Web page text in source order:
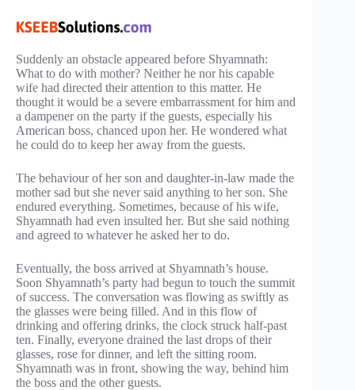
Suddenly an obstacle appeared before Shyamnath:
What to do with mother? Neither he nor his capable
wife had directed their attention to this matter. He
thought it would be a severe embarrassment for him and
a dampener on the party if the guests, especially his
American boss, chanced upon her. He wondered what
he could do to keep her away from the guests.
The behaviour of her son and daughter-in-law made the
mother sad but she never said anything to her son. She
endured everything. Sometimes, because of his wife,
Shyamnath had even insulted her. But she said nothing
and agreed to whatever he asked her to do.
Eventually, the boss arrived at Shyamnath’s house.
Soon Shyamnath’s party had begun to touch the summit
of success. The conversation was flowing as swiftly as
the glasses were being filled. And in this flow of
drinking and offering drinks, the clock struck half-past
ten. Finally, everyone drained the last drops of their
glasses, rose for dinner, and left the sitting room.
Shyamnath was in front, showing the way, behind him
the boss and the other guests.